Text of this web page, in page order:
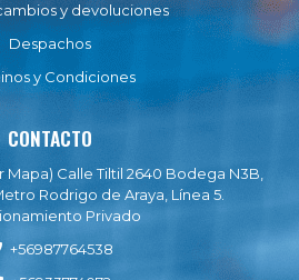
y devoluciones
Despachos
y Condiciones
CONTACTO
Mapa) Calle Tiltil 2640 Bodega N3B,
Rodrigo de Araya, Línea 5.
Privado
+56987764538